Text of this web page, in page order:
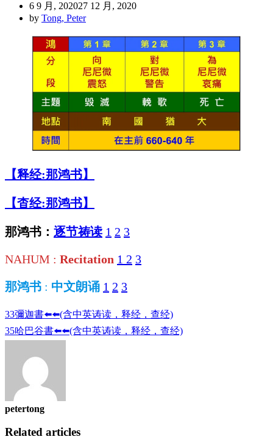
6 9 月, 202027 12 月, 2020
by Tong, Peter
【释经:那鸿书】
【杳经:那鸿书】
那鸿书： 逐节祷读 1 2 3
NAHUM : Recitation 1 2 3
那鸿书 : 中文朗诵 1 2 3
33彌迦書⬅️⬅️(含中英诪读，释经，查经)️
35哈巴谷書⬅️⬅️(含中英诪读，释经，查经)️
petertong
Related articles